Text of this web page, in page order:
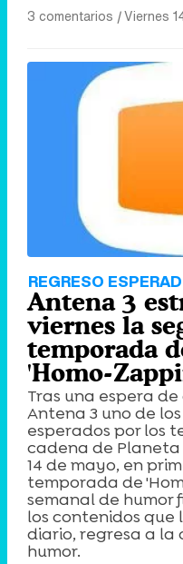
3 comentarios |Viernes
REGRESO
Antena 3
viernes la
temporada
'Homo-
Tras una espera
Antena 3 uno de
esperados por los
cadena de
14 de mayo, en
temporada de
semanal de humor
los contenidos que
diario, regresa a la
humor.